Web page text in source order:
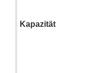
Kapazität